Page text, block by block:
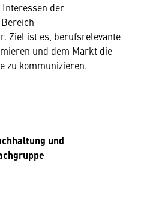
der
Ziel ist es, berufsrelevante
und dem Markt die
zu kommunizieren.
und